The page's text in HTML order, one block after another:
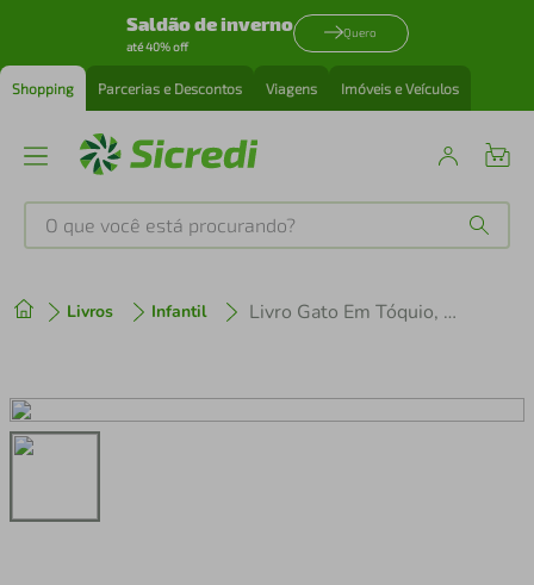
Saldão de inverno
até 40% off
Quero
Shopping Parcerias e Descontos Viagens Imóveis e Veículos
O que você está procurando?
Livros Infantil Livro Gato Em Tóquio, Um
2º cafeteira